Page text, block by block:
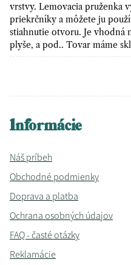
vrstvy. Lemovacia pruženka
priekrčníky a môžete ju
stiahnutie otvoru. Je vhodná
plyše, a pod.. Tovar máme
Informácie
Náš príbeh
Obchodné podmienky
Doprava a platba
Ochrana osobných údajov
FAQ - časté otázky
Reklamácie